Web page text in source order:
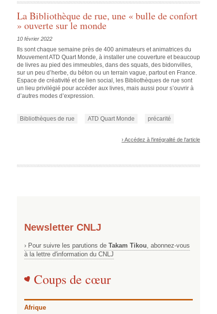
La Bibliothèque de rue, une « bulle de confort
» ouverte sur le monde
10 février 2022
Ils sont chaque semaine près de 400 animateurs et animatrices du
Mouvement ATD Quart Monde, à installer une couverture et beaucoup
de livres au pied des immeubles, dans des squats, des bidonvilles,
sur un peu d’herbe, du béton ou un terrain vague, partout en France.
Espace de créativité et de lien social, les Bibliothèques de rue sont
un lieu privilégié pour accéder aux livres, mais aussi pour s’ouvrir à
d’autres modes d’expression.
Bibliothèques de rue ATD Quart Monde précarité
› Accédez à l'intégralité de l'article
Newsletter CNLJ
› Pour suivre les parutions de Takam Tikou , abonnez-vous
à la lettre d'information du CNLJ
Coups de cœur
Afrique